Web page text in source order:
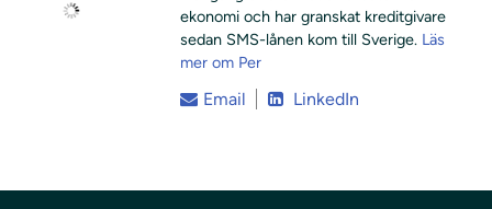
ekonomi och har granskat kreditgivare
sedan SMS-lånen kom till Sverige. Läs
mer om Per
Email LinkedIn